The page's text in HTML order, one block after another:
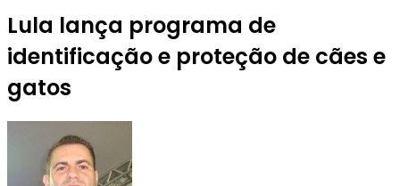
Lula lança programa de
identificação e proteção de cães e
gatos